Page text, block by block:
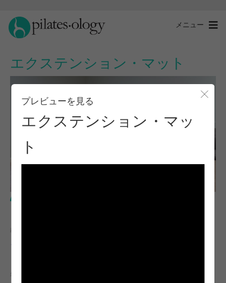
メニュー
エクステンション・マット
プレビューを見る
エクステンション・マッ
ト
教師
ソンジェ・マヨ
必要な機材